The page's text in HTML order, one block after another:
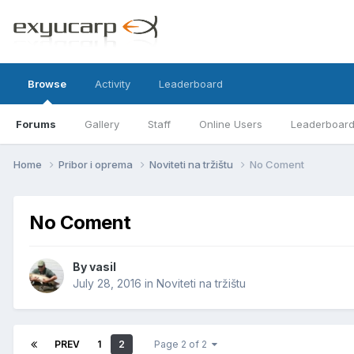
Browse
Forums Gallery Staff Online Users Leaderboard
Activity Leaderboard
Home Pribor i oprema Noviteti na tržištu No Coment
No Coment
Byvasil
July 28, 2016 in Noviteti na tržištu
PREV 1 2 Page 2 of 2